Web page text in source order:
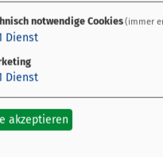
notwendige Cookies(immer
Dienst
Dienst
akzeptieren